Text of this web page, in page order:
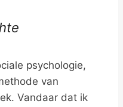
psychologie,
van
Vandaar dat ik